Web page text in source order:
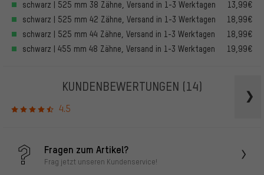
schwarz | 525 mm 38 Zähne, Versand in 1-3 Werktagen
13,99€
schwarz | 525 mm 42 Zähne, Versand in 1-3 Werktagen
18,99€
schwarz | 525 mm 44 Zähne, Versand in 1-3 Werktagen
18,99€
schwarz | 455 mm 48 Zähne, Versand in 1-3 Werktagen
19,99€
KUNDENBEWERTUNGEN (14)
4.5
Fragen zum Artikel?
Frag jetzt unseren Kundenservice!